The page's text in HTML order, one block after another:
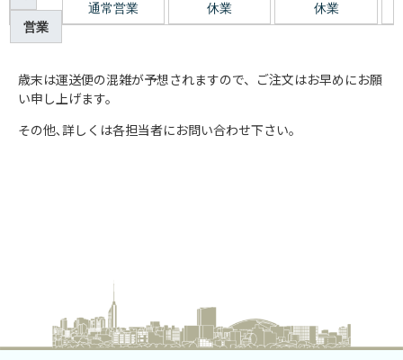
営業
通常営業 休業 休業
歳末は運送便の混雑が予想されますので、ご注文はお早めにお願
い申し上げます。
その他､詳しくは各担当者にお問い合わせ下さい。